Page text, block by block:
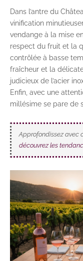
Dans l’antre du
vinification
vendange à la mise
respect du fruit et la
contrôlée à basse
fraîcheur et la
judicieux de l’acier
Enfin, avec une
millésime se pare de
Approfondissez avec
découvrez les